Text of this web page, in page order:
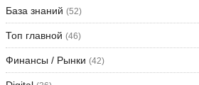
База знаний (52)
Топ главной (46)
Финансы / Рынки (42)